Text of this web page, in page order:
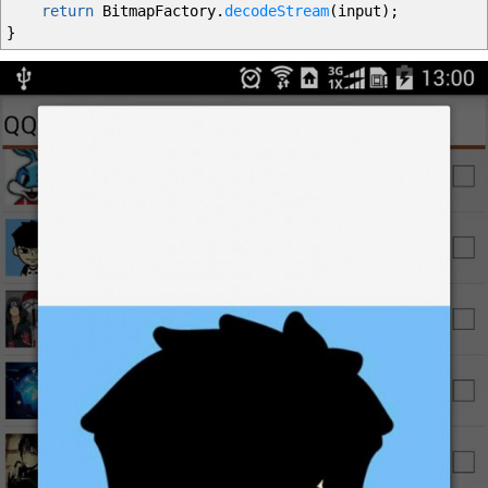
return BitmapFactory.decodeStream(input) ;
}